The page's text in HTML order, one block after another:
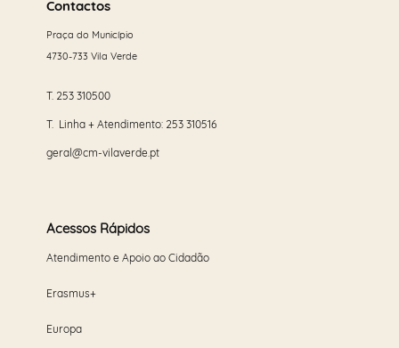
maisContactos
Praça do Município
4730-733 Vila Verde
T. 253 310500
T. Linha + Atendimento: 253 310516
geral@cm-vilaverde.pt
Acessos Rápidos
Atendimento e Apoio ao Cidadão
Erasmus+
Europa